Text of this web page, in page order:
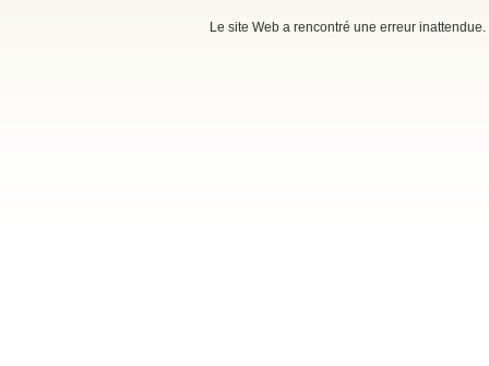
Le site Web a rencontré une erreur